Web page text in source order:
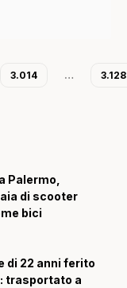
3.014 … 3.128
Palermo,
di scooter
bici
di 22 anni ferito
trasportato a